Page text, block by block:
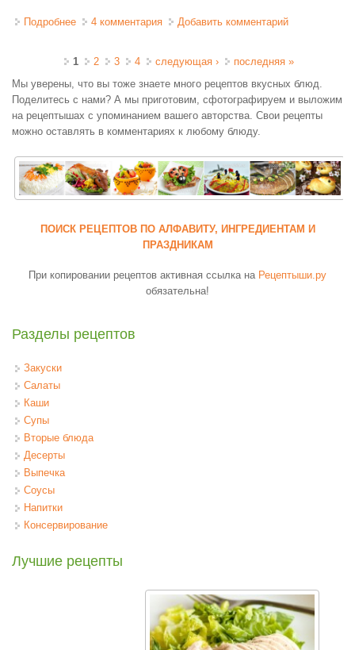
Подробнее о Тесто дрожжевое постное безопарное
4 комментария Добавить комментарий
Страницы
1 2 3 4 следующая ›
последняя »
Мы уверены, что вы тоже знаете много рецептов вкусных блюд.
Поделитесь с нами? А мы приготовим, сфотографируем и выложим
на рецептышах с упоминанием вашего авторства. Свои рецепты
можно оставлять в комментариях к любому блюду.
ПОИСК РЕЦЕПТОВ ПО АЛФАВИТУ, ИНГРЕДИЕНТАМ И
ПРАЗДНИКАМ
При копировании рецептов активная ссылка на Рецептыши.ру
обязательна!
Разделы рецептов
Закуски
Салаты
Каши
Супы
Вторые блюда
Десерты
Выпечка
Соусы
Напитки
Консервирование
Лучшие рецепты